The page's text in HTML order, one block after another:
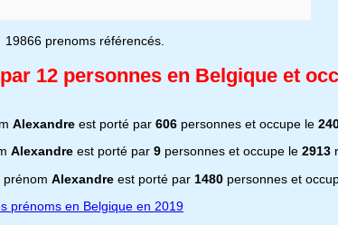
19866 prenoms référencés.
12 personnes en Belgique et
Alexandre est porté par 606 personnes et occupe le
Alexandreest porté par 9personnes et occupe le 2913
prénom Alexandre est porté par 1480 personnes et
prénoms en Belgique en 2019